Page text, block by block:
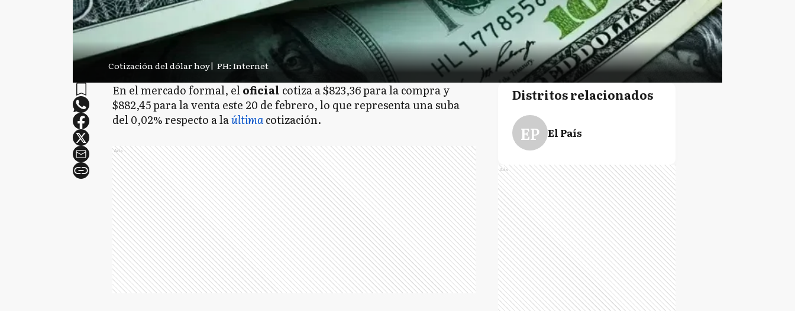
Cotización del dólar hoy| PH: Internet
En el mercado formal, eloficial cotiza a $823,36 para la compra y
$882,45 para la venta este 20 de febrero, lo que representa una suba
del 0,02% respecto a laúltimacotización.
Ads
Distritos relacionados
EP El País
Ads